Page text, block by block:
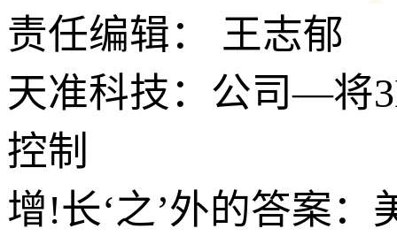
责任编辑： 王志郁
天准科技：公司—将
控制
增!长‘之’外的答案